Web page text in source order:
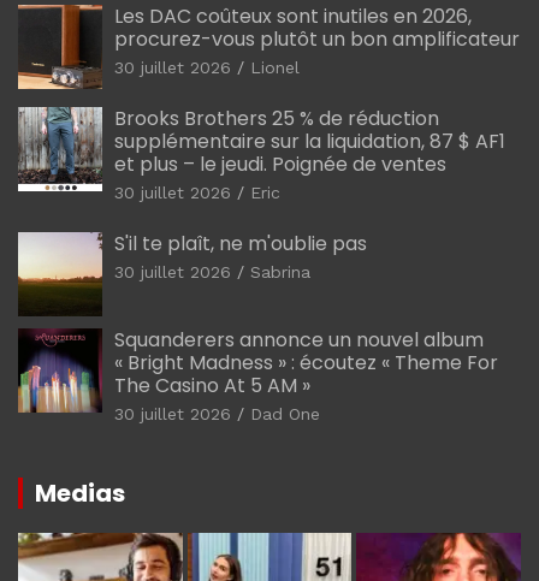
Les DAC coûteux sont inutiles en 2026,
procurez-vous plutôt un bon amplificateur
30 juillet 2026 Lionel
Brooks Brothers 25 % de réduction
supplémentaire sur la liquidation, 87 $ AF1
et plus – le jeudi. Poignée de ventes
30 juillet 2026 Eric
S'il te plaît, ne m'oublie pas
30 juillet 2026 Sabrina
Squanderers annonce un nouvel album
« Bright Madness » : écoutez « Theme For
The Casino At 5 AM »
30 juillet 2026 Dad One
Medias